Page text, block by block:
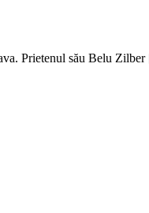
Prietenul său Belu